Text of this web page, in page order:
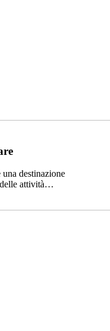
destinazione
delle attività…